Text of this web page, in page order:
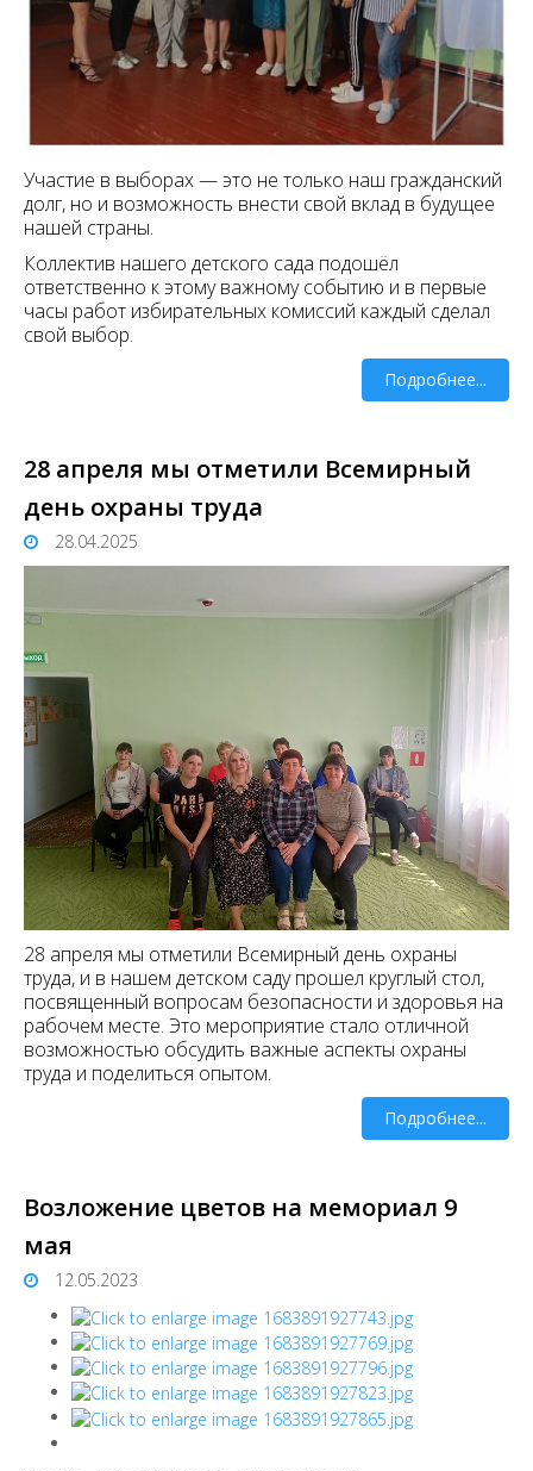
Участие в выборах — это не только наш гражданский
долг, но и возможность внести свой вклад в будущее
нашей страны.
Коллектив нашего детского сада подошёл
ответственно к этому важному событию и в первые
часы работ избирательных комиссий каждый сделал
свой выбор.
Подробнее...
28 апреля мы отметили Всемирный
день охраны труда
28.04.2025
28 апреля мы отметили Всемирный день охраны
труда, и в нашем детском саду прошел круглый стол,
посвященный вопросам безопасности и здоровья на
рабочем месте. Это мероприятие стало отличной
возможностью обсудить важные аспекты охраны
труда и поделиться опытом.
Подробнее...
Возложение цветов на мемориал 9
мая
12.05.2023